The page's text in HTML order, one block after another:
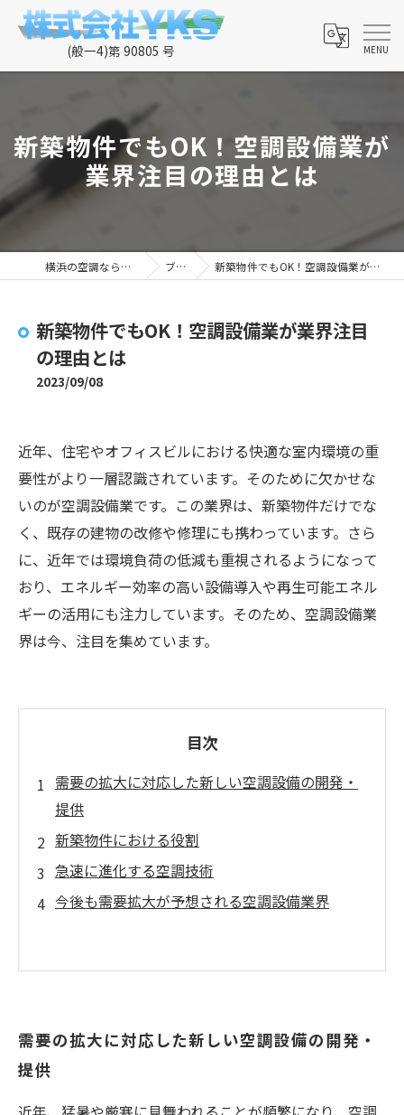
新築物件でもOK！空調設備業が
業界注目の理由とは
横浜の空調なら株式会社YKS ブログ 新築物件でもOK！空調設備業が業界注目の理由とは
新築物件でもOK！空調設備業が業界注目
の理由とは
2023/09/08
近年、住宅やオフィスビルにおける快適な室内環境の重
要性がより一層認識されています。そのために欠かせな
いのが空調設備業です。この業界は、新築物件だけでな
く、既存の建物の改修や修理にも携わっています。さら
に、近年では環境負荷の低減も重視されるようになって
おり、エネルギー効率の高い設備導入や再生可能エネル
ギーの活用にも注力しています。そのため、空調設備業
界は今、注目を集めています。
目次
需要の拡大に対応した新しい空調設備の開発・
提供
新築物件における役割
急速に進化する空調技術
今後も需要拡大が予想される空調設備業界
需要の拡大に対応した新しい空調設備の開発・
提供